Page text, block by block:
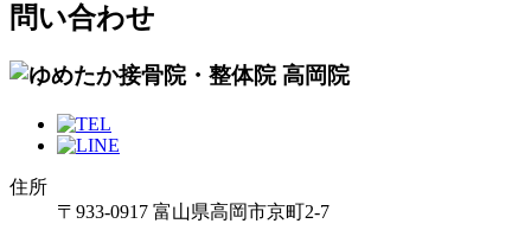
問い合わせ
住所
〒933-0917 富山県高岡市京町2-7